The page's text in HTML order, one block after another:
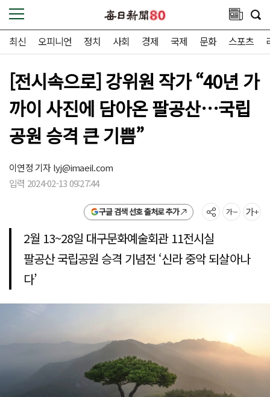
최신 오피니언 정치 사회 경제 국제 문화 스포츠
[전시속으로] 강위원 작가 “40년 가
까이 사진에 담아온 팔공산…국립
공원 승격 큰 기쁨”
이연정 기자lyj@imaeil.com
입력 2024-02-13 09:27:44
구글 검색 선호 출처로 추가
2월 13~28일 대구문화예술회관 11전시실
팔공산 국립공원 승격 기념전 ‘신라 중악 되살아나
다’